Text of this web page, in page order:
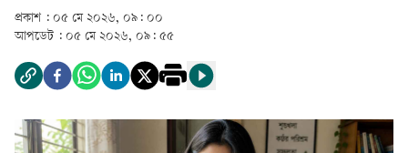
প্রকাশ : ০৫ মে ২০২৬, ০৯: ০০
আপডেট : ০৫ মে ২০২৬, ০৯: ৫৫